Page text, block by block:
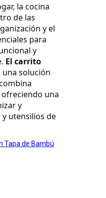
la cocina
de las
y el
para
y
El carrito
solución
una
y
utensilios de